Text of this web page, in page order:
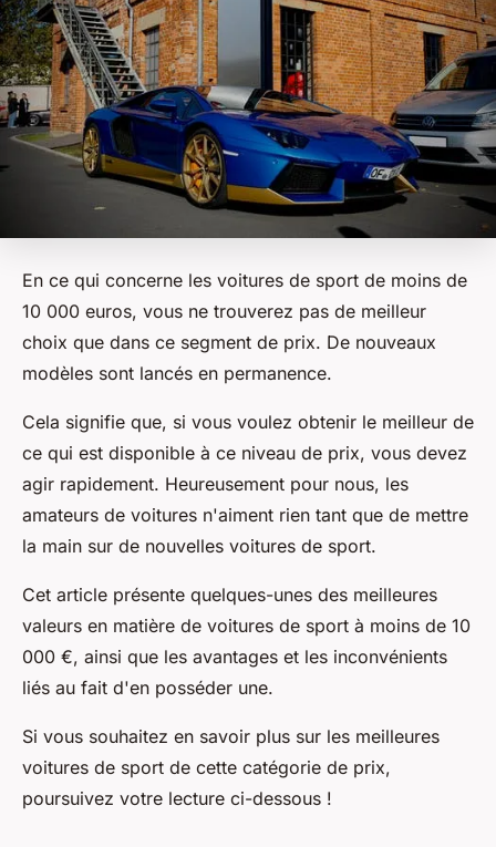
En ce qui concerne les voitures de sport de moins de
10 000 euros, vous ne trouverez pas de meilleur
choix que dans ce segment de prix. De nouveaux
modèles sont lancés en permanence.
Cela signifie que, si vous voulez obtenir le meilleur de
ce qui est disponible à ce niveau de prix, vous devez
agir rapidement. Heureusement pour nous, les
amateurs de voitures n'aiment rien tant que de mettre
la main sur de nouvelles voitures de sport.
Cet article présente quelques-unes des meilleures
valeurs en matière de voitures de sport à moins de 10
000 €, ainsi que les avantages et les inconvénients
liés au fait d'en posséder une.
Si vous souhaitez en savoir plus sur les meilleures
voitures de sport de cette catégorie de prix,
poursuivez votre lecture ci-dessous !